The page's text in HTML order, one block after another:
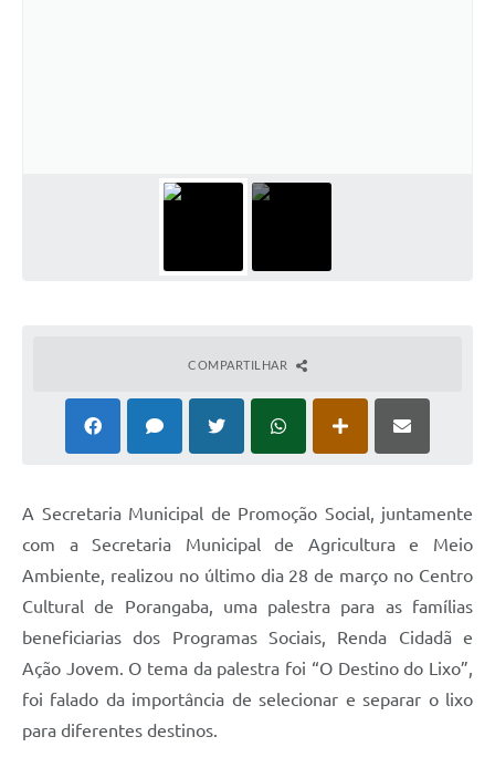
COMPARTILHAR
A Secretaria Municipal de Promoção Social, juntamente
com a Secretaria Municipal de Agricultura e Meio
Ambiente, realizou no último dia 28 de março no Centro
Cultural de Porangaba, uma palestra para as famílias
beneficiarias dos Programas Sociais, Renda Cidadã e
Ação Jovem. O tema da palestra foi “O Destino do Lixo”,
foi falado da importância de selecionar e separar o lixo
para diferentes destinos.